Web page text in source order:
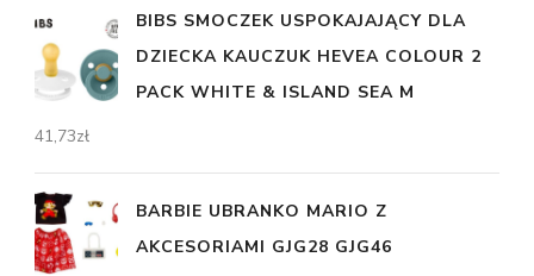
BIBS SMOCZEK USPOKAJAJĄCY DLA
DZIECKA KAUCZUK HEVEA COLOUR 2
PACK WHITE & ISLAND SEA M
41,73zł
BARBIE UBRANKO MARIO Z
AKCESORIAMI GJG28 GJG46